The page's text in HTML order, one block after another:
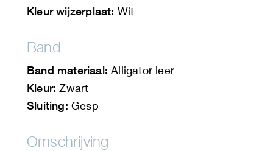
Kleur wijzerplaat: Wit
Band
Band materiaal: Alligator leer
Kleur: Zwart
Sluiting: Gesp
Omschrijving